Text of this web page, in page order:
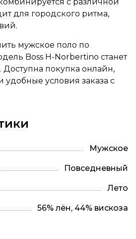
для городского ритма,
мужское поло по
Boss H-Norbertino станет
покупка онлайн,
удобные условия заказа с
Мужское
Повседневный
Лето
56% лён, 44% вискоза